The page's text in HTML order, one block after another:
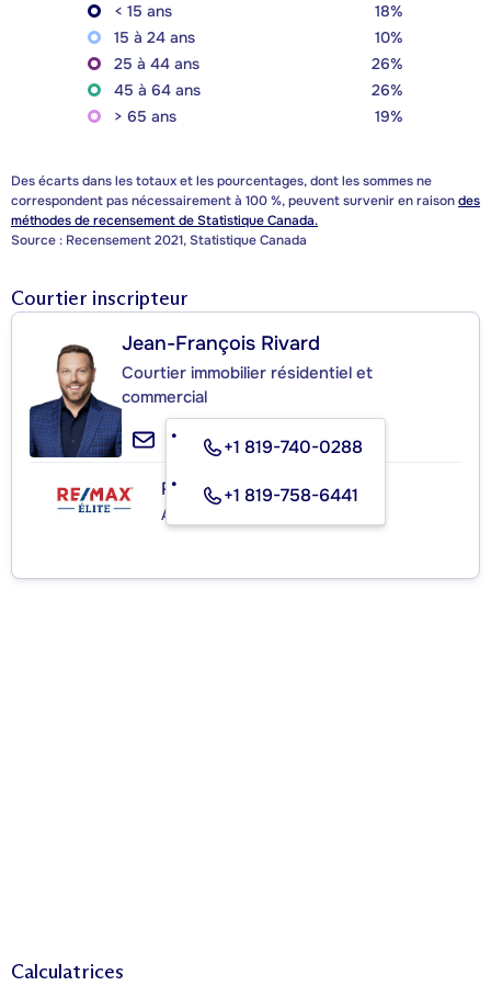
< 15 ans
18%
15 à 24 ans
10%
25 à 44 ans
26%
45 à 64 ans
26%
> 65 ans
19%
Des écarts dans les totaux et les pourcentages, dont les sommes ne
correspondent pas nécessairement à 100 %, peuvent survenir en raisondes
méthodes de recensement de Statistique Canada.
Source : Recensement 2021, Statistique Canada
Courtier inscripteur
Jean-François Rivard
Courtier immobilier résidentiel et
commercial
+1 819-740-0288
+1 819-758-6441
RE/MAX ÉLITE
Agence immobilière
Calculatrices